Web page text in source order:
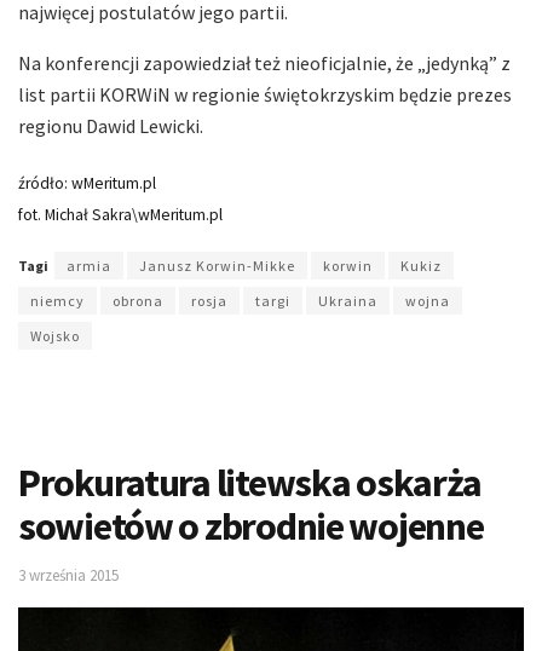
najwięcej postulatów jego partii.
Na konferencji zapowiedział też nieoficjalnie, że „jedynką” z
list partii KORWiN w regionie świętokrzyskim będzie prezes
regionu Dawid Lewicki.
źródło: wMeritum.pl
fot. Michał Sakra\wMeritum.pl
Tagi armia Janusz Korwin-Mikke korwin
Kukiz
niemcy
obrona rosja targi Ukraina
wojna
Wojsko
Prokuratura litewska oskarża
sowietów o zbrodnie wojenne
3 września 2015